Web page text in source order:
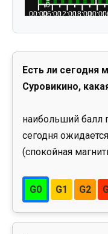
Есть ли сегодня
Суровикино,
наибольший балл
сегодня
(спокойная
G0 G1 G2